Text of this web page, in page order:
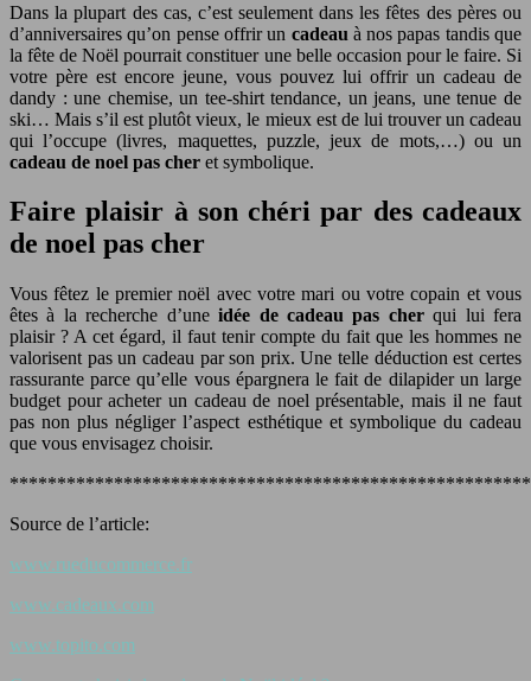
Dans la plupart des cas, c’est seulement dans les fêtes des pères ou
d’anniversaires qu’on pense offrir un cadeau à nos papas tandis que
la fête de Noël pourrait constituer une belle occasion pour le faire. Si
votre père est encore jeune, vous pouvez lui offrir un cadeau de
dandy : une chemise, un tee-shirt tendance, un jeans, une tenue de
ski… Mais s’il est plutôt vieux, le mieux est de lui trouver un cadeau
qui l’occupe (livres, maquettes, puzzle, jeux de mots,…) ou un
cadeau de noel pas cher et symbolique.
Faire plaisir à son chéri par des cadeaux
de noel pas cher
Vous fêtez le premier noël avec votre mari ou votre copain et vous
êtes à la recherche d’uneidée de cadeau pas cherqui lui fera
plaisir ? A cet égard, il faut tenir compte du fait que les hommes ne
valorisent pas un cadeau par son prix. Une telle déduction est certes
rassurante parce qu’elle vous épargnera le fait de dilapider un large
budget pour acheter un cadeau de noel présentable, mais il ne faut
pas non plus négliger l’aspect esthétique et symbolique du cadeau
que vous envisagez choisir.
Source de l’article:
www.rueducommerce.fr
www.cadeaux.com
www.topito.com